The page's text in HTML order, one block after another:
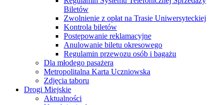
Biletów
Zwolnienie z opłat na Trasie Uniwersyteckiej
Kontrola biletów
Postępowanie reklamacyjne
Anulowanie biletu okresowego
Regulamin przewozu osób i bagażu
Dla młodego pasażera
Metropolitalna Karta Uczniowska
Zdjęcia taboru
Drogi Miejskie
Aktualności